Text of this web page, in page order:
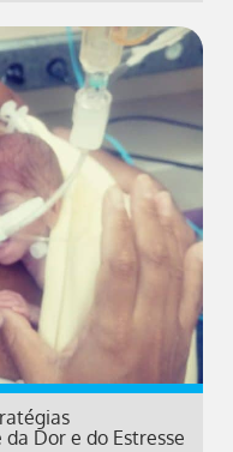
Dor e do Estresse